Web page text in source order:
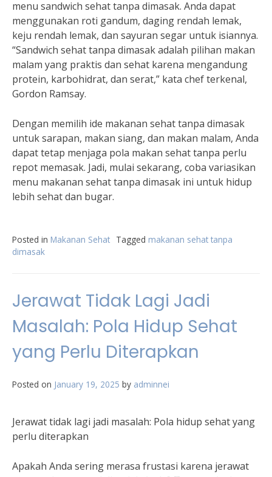
menu sandwich sehat tanpa dimasak. Anda dapat
menggunakan roti gandum, daging rendah lemak,
keju rendah lemak, dan sayuran segar untuk isiannya.
“Sandwich sehat tanpa dimasak adalah pilihan makan
malam yang praktis dan sehat karena mengandung
protein, karbohidrat, dan serat,” kata chef terkenal,
Gordon Ramsay.
Dengan memilih ide makanan sehat tanpa dimasak
untuk sarapan, makan siang, dan makan malam, Anda
dapat tetap menjaga pola makan sehat tanpa perlu
repot memasak. Jadi, mulai sekarang, coba variasikan
menu makanan sehat tanpa dimasak ini untuk hidup
lebih sehat dan bugar.
Posted in Makanan Sehat Tagged makanan sehat tanpa
dimasak
Jerawat Tidak Lagi Jadi
Masalah: Pola Hidup Sehat
yang Perlu Diterapkan
Posted on January 19, 2025 by adminnei
Jerawat tidak lagi jadi masalah: Pola hidup sehat yang
perlu diterapkan
Apakah Anda sering merasa frustasi karena jerawat